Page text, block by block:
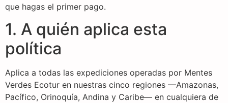
que hagas el primer pago.
1. A quién aplica esta
política
Aplica a todas las expediciones operadas por Mentes
Verdes Ecotur en nuestras cinco regiones —Amazonas,
Pacífico, Orinoquía, Andina y Caribe— en cualquiera de